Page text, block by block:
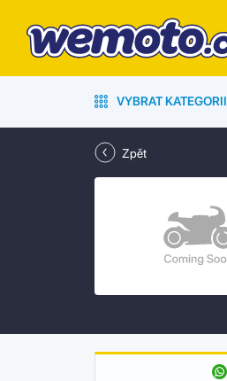
VYBRAT KATEGORII
Zpět